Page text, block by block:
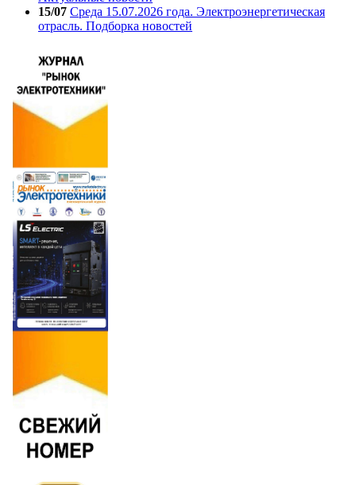
15/07 Среда 15.07.2026 года. Электроэнергетическая
отрасль. Подборка новостей